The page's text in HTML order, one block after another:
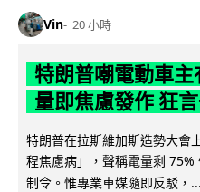
Vin 20 小時
特朗普嘲電動車
量即焦慮發作 狂
特朗普在拉斯維加斯造勢大會
程焦慮病」，聲稱電量剩
制令。惟專業車媒隨即反駁，...